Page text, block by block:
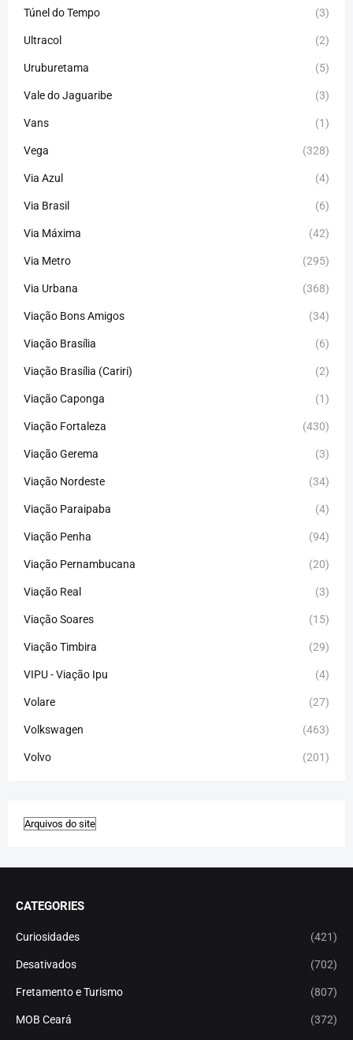
Túnel do Tempo (3)
Ultracol (2)
Uruburetama (5)
Vale do Jaguaribe (3)
Vans (1)
Vega (328)
Via Azul (4)
Via Brasil (6)
Via Máxima (42)
Via Metro (295)
Via Urbana (368)
Viação Bons Amigos (34)
Viação Brasília (6)
Viação Brasília (Cariri) (2)
Viação Caponga (1)
Viação Fortaleza (430)
Viação Gerema (3)
Viação Nordeste (34)
Viação Paraipaba (4)
Viação Penha (94)
Viação Pernambucana (20)
Viação Real (3)
Viação Soares (15)
Viação Timbira (29)
VIPU - Viação Ipu (4)
Volare (27)
Volkswagen (463)
Volvo (201)
CATEGORIES
Curiosidades (421)
Desativados (702)
Fretamento e Turismo (807)
MOB Ceará (372)